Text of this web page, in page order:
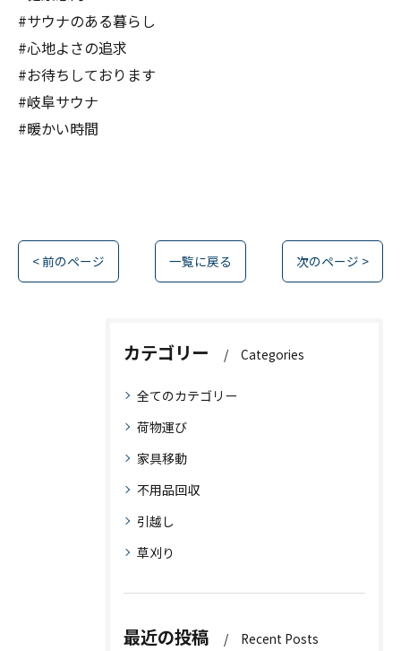
#サウナのある暮らし
#心地よさの追求
#お待ちしております
#岐阜サウナ
#暖かい時間
< 前のページ 一覧に戻る 次のページ >
カテゴリー Categories
全てのカテゴリー
荷物運び
家具移動
不用品回収
引越し
草刈り
最近の投稿 Recent Posts